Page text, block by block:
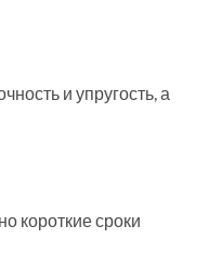
и упругость, а
короткие сроки